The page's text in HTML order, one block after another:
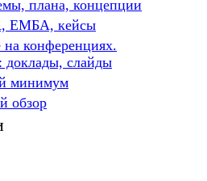
плана, концепции
ЕМБА, кейсы
конференциях.
доклады, слайды
минимум
обзор